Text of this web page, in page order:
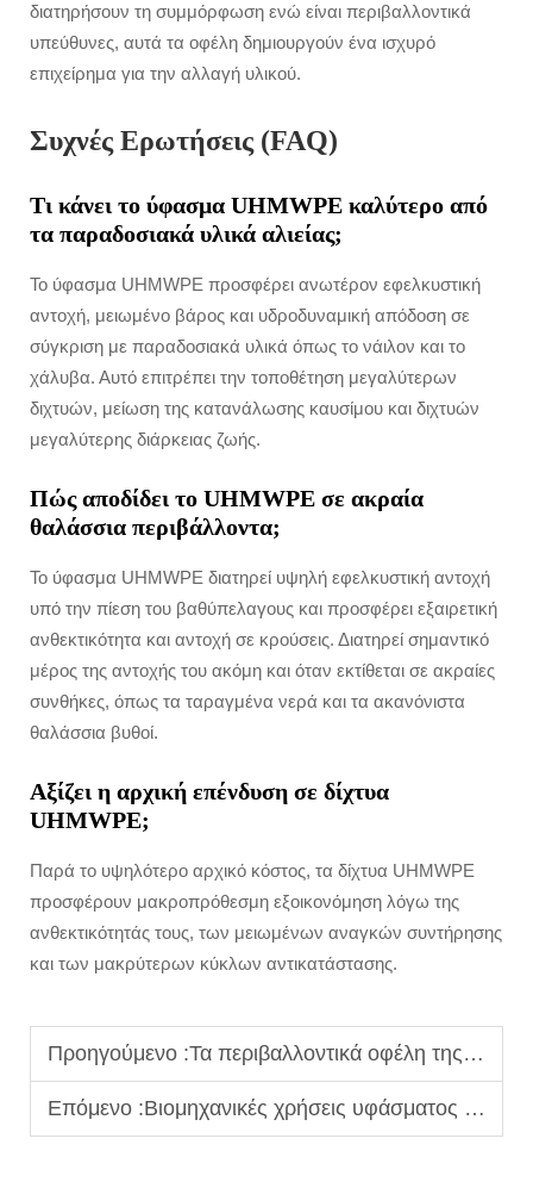
διατηρήσουν τη συμμόρφωση ενώ είναι περιβαλλοντικά
υπεύθυνες, αυτά τα οφέλη δημιουργούν ένα ισχυρό
επιχείρημα για την αλλαγή υλικού.
Συχνές Ερωτήσεις (FAQ)
Τι κάνει το ύφασμα UHMWPE καλύτερο από
τα παραδοσιακά υλικά αλιείας;
Το ύφασμα UHMWPE προσφέρει ανωτέρον εφελκυστική
αντοχή, μειωμένο βάρος και υδροδυναμική απόδοση σε
σύγκριση με παραδοσιακά υλικά όπως το νάιλον και το
χάλυβα. Αυτό επιτρέπει την τοποθέτηση μεγαλύτερων
διχτυών, μείωση της κατανάλωσης καυσίμου και διχτυών
μεγαλύτερης διάρκειας ζωής.
Πώς αποδίδει το UHMWPE σε ακραία
θαλάσσια περιβάλλοντα;
Το ύφασμα UHMWPE διατηρεί υψηλή εφελκυστική αντοχή
υπό την πίεση του βαθύπελαγους και προσφέρει εξαιρετική
ανθεκτικότητα και αντοχή σε κρούσεις. Διατηρεί σημαντικό
μέρος της αντοχής του ακόμη και όταν εκτίθεται σε ακραίες
συνθήκες, όπως τα ταραγμένα νερά και τα ακανόνιστα
θαλάσσια βυθοί.
Αξίζει η αρχική επένδυση σε δίχτυα
UHMWPE;
Παρά το υψηλότερο αρχικό κόστος, τα δίχτυα UHMWPE
προσφέρουν μακροπρόθεσμη εξοικονόμηση λόγω της
ανθεκτικότητάς τους, των μειωμένων αναγκών συντήρησης
και των μακρύτερων κύκλων αντικατάστασης.
Προηγούμενο :Τα περιβαλλοντικά οφέλη της ανακύκλωσης υφάσματος Modacrylic
Επόμενο :Βιομηχανικές χρήσεις υφάσματος UHMWPE: Ανθεκτικά στα χημικά επενδύσεις σε πετροχημικά εργοστάσια